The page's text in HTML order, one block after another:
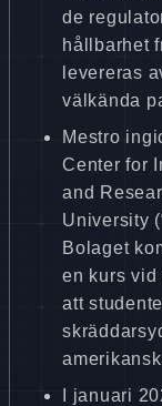
de
hållbarhet
levereras
välkända
Mestro
Center for
and
University
Bolaget
en kurs vid
att
I januari